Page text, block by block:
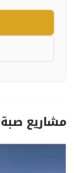
مشاريع